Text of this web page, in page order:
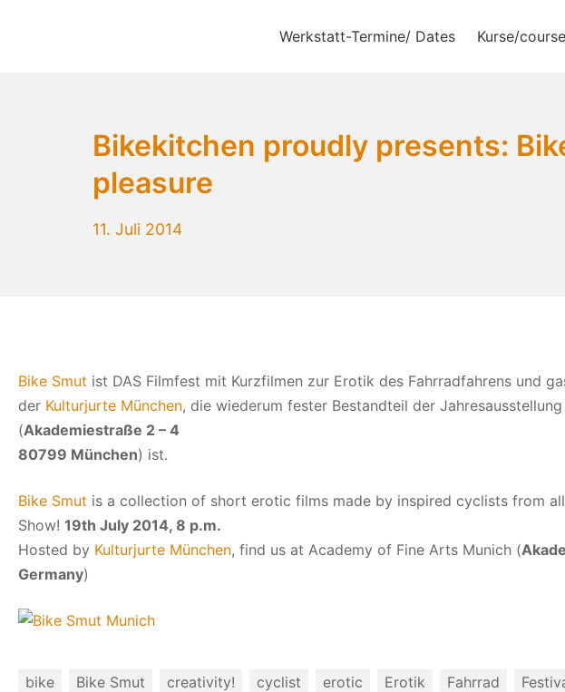
Bikekitchen München e.V.
Werkstatt-Termine/ Dates Kurse/
Bikekitchen proudly presents:
pleasure
11. Juli 201425.
Bike Smut ist DAS Filmfest mit Kurzfilmen zur Erotik des Fahrradfahrens und
der Kulturjurte München, die wiederum fester Bestandteil der
(Akademiestraße 2 – 4
80799 München) ist.
Bike Smut is a collection of short erotic films made by inspired cyclists from
Show! 19th July 2014, 8 p.m.
Hosted by Kulturjurte München, find us at Academy of Fine Arts Munich (
Germany)
bike Bike Smut creativity! cyclist erotic Erotik Fahrrad